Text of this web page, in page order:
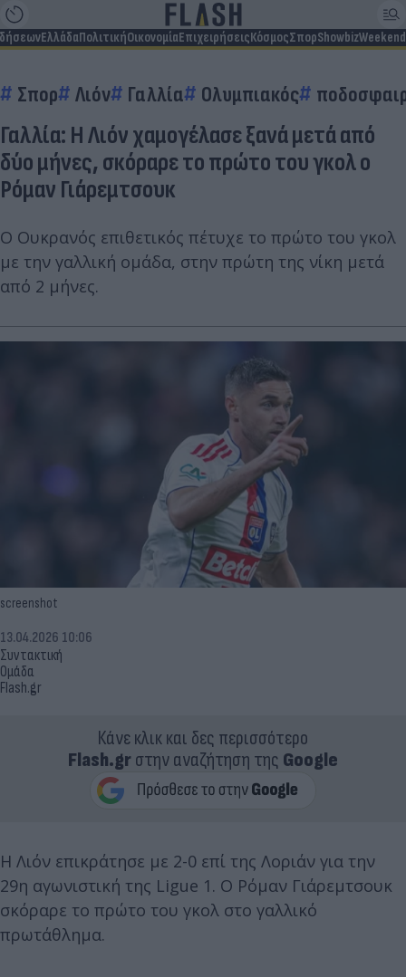
ΕλλάδαΠολιτικήΟικονομίαΕπιχειρήσειςΚόσμοςΣπορShowbizWeekend
Σπορ Λιόν Γαλλία Ολυμπιακός
Γαλλία: Η Λιόν χαμογέλασε ξανά μετά από
δύο μήνες, σκόραρε το πρώτο του γκολ ο
Ρόμαν Γιάρεμτσουκ
Ο Ουκρανός επιθετικός πέτυχε το πρώτο του γκολ
με την γαλλική ομάδα, στην πρώτη της νίκη μετά
από 2 μήνες.
screenshot
Συντακτική
Ομάδα
Flash.gr
13.04.2026 10:06
Κάνε κλικ και δες περισσότερο
Flash.grστην αναζήτηση της Google
Η Λιόν επικράτησε με 2-0 επί της Λοριάν για την
29η αγωνιστική της Ligue 1. Ο Ρόμαν Γιάρεμτσουκ
σκόραρε το πρώτο του γκολ στο γαλλικό
πρωτάθλημα.